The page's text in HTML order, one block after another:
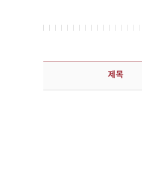
보도자료 상세보기 - 제목, 담당부서, 담당자, 담당연락처, 내용, 첨부파일 정보 제공
제목